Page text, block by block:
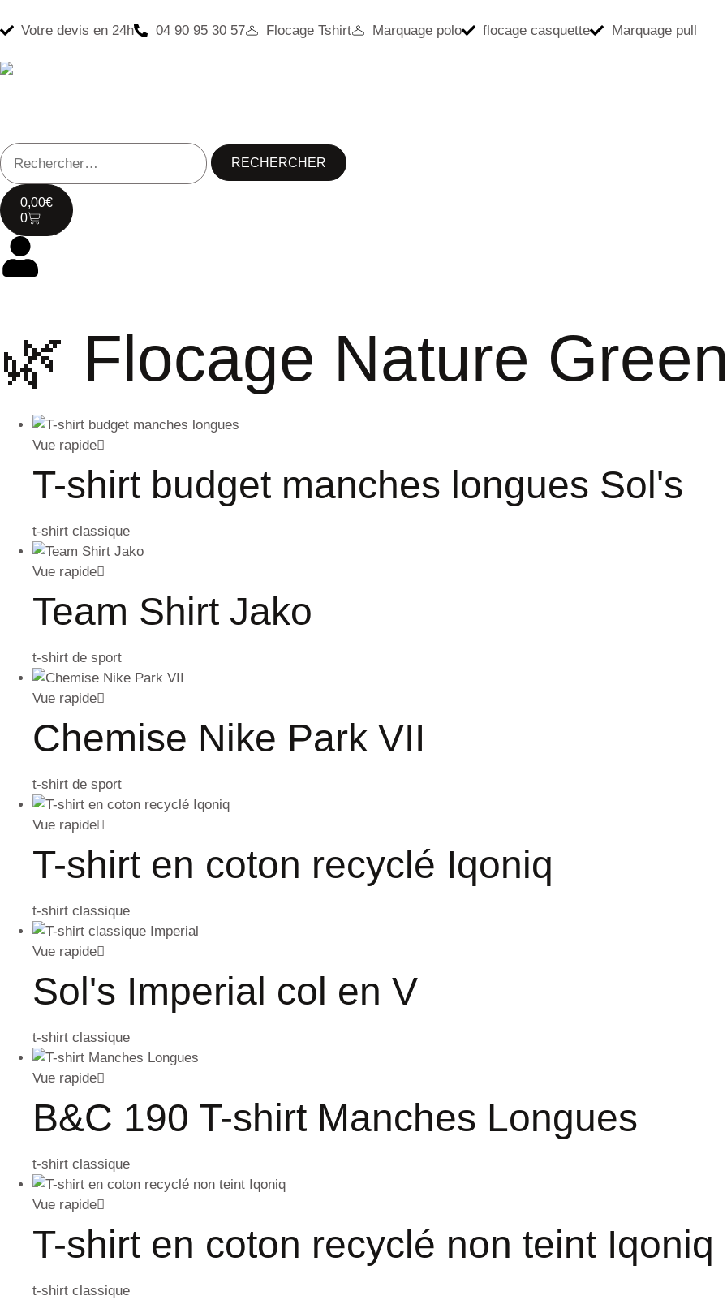
Votre devis en 24h 04 90 95 30 57 Flocage Tshirt Marquage polo flocage casquette Marquage pull
0,00€
0
🌿 Flocage Nature
Vue rapide
T-shirt budget manches longues Sol's
t-shirt classique
Vue rapide
Team Shirt Jako
t-shirt de sport
Vue rapide
Chemise Nike Park VII
t-shirt de sport
Vue rapide
T-shirt en coton recyclé Iqoniq
t-shirt classique
Vue rapide
Sol's Imperial col en V
t-shirt classique
Vue rapide
B&C 190 T-shirt Manches Longues
t-shirt classique
Vue rapide
T-shirt en coton recyclé non teint Iqoniq
t-shirt classique